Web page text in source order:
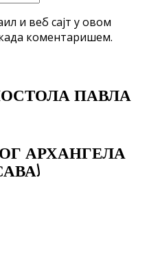
и веб сајт у овом
коментаришем.
ПАВЛА
АРХАНГЕЛА